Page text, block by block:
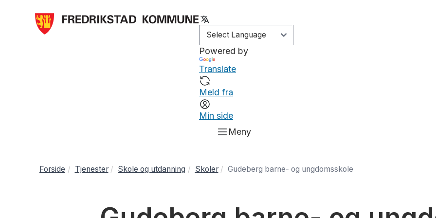
Powered by
Translate
Meld fra
Min side
Meny
Forside Tjenester Skole og utdanning Skoler Gudeberg barne- og ungdomsskole